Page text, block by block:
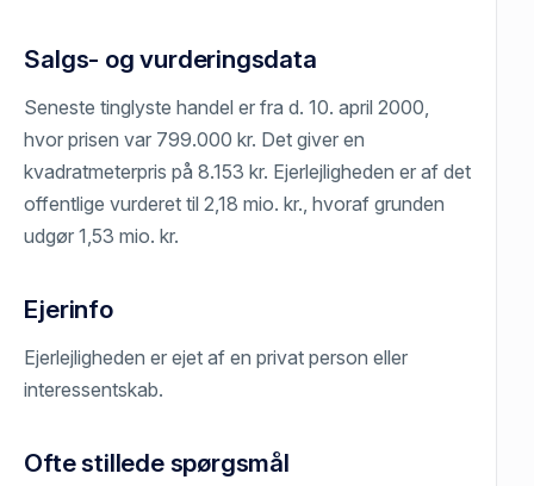
Salgs- og vurderingsdata
Seneste tinglyste handel er fra d. 10. april 2000,
hvor prisen var 799.000 kr. Det giver en
kvadratmeterpris på 8.153 kr. Ejerlejligheden er af det
offentlige vurderet til 2,18 mio. kr., hvoraf grunden
udgør 1,53 mio. kr.
Ejerinfo
Ejerlejligheden er ejet af en privat person eller
interessentskab.
Ofte stillede spørgsmål